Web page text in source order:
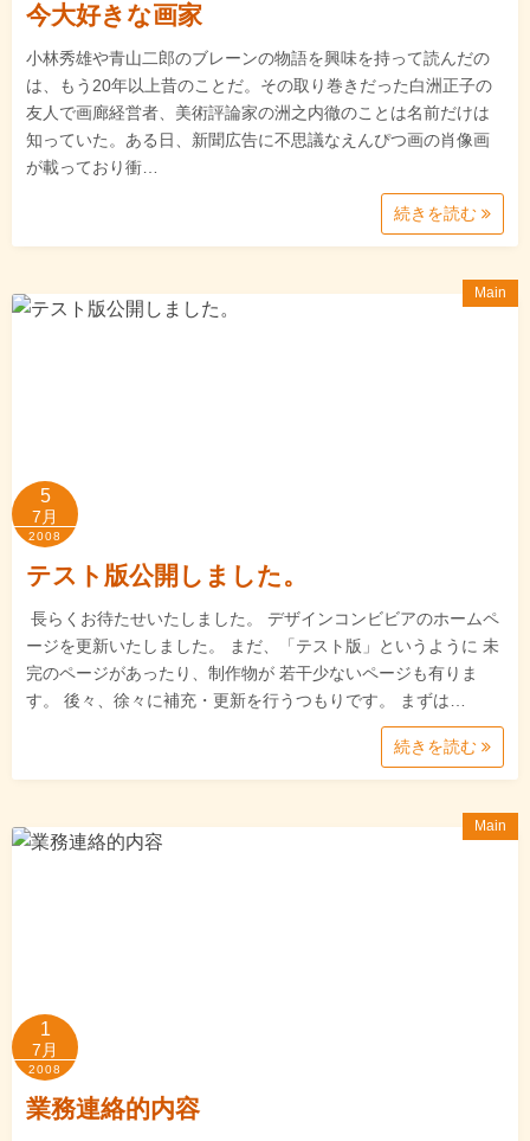
今大好きな画家
小林秀雄や青山二郎のブレーンの物語を興味を持って読んだの
は、もう20年以上昔のことだ。その取り巻きだった白洲正子の
友人で画廊経営者、美術評論家の洲之内徹のことは名前だけは
知っていた。ある日、新聞広告に不思議なえんぴつ画の肖像画
が載っており衝…
続きを読む
Main
5
7月
2008
テスト版公開しました。
長らくお待たせいたしました。 デザインコンビビアのホームペ
ージを更新いたしました。 まだ、「テスト版」というように 未
完のページがあったり、制作物が 若干少ないページも有りま
す。 後々、徐々に補充・更新を行うつもりです。 まずは…
続きを読む
Main
1
7月
2008
業務連絡的内容